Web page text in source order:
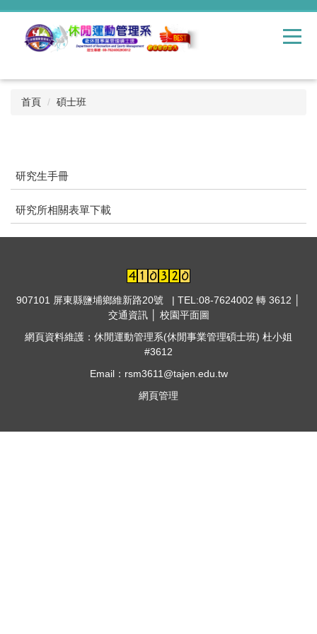
跳
容
首頁 碩士班
研究生手冊
研究所相關表單下載
907101 屏東縣鹽埔鄉維新路20號 | TEL:08-7624002 轉 3612 │
交通資訊│ 校園平面圖
網頁資料維護：休閒運動管理系(休閒事業管理碩士班) 杜小姐
#3612
Email：rsm3611@tajen.edu.tw
網頁管理